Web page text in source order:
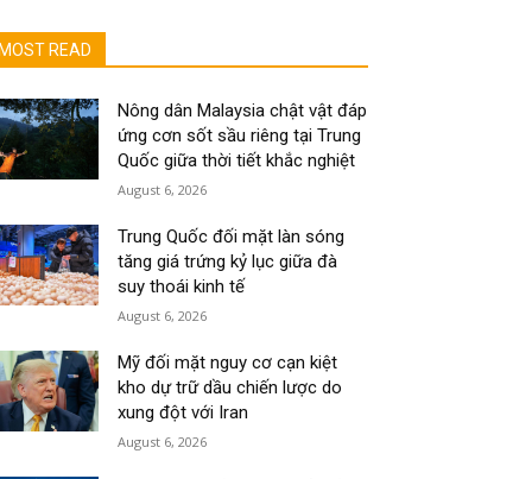
MOST READ
Nông dân Malaysia chật vật đáp
ứng cơn sốt sầu riêng tại Trung
Quốc giữa thời tiết khắc nghiệt
August 6, 2026
Trung Quốc đối mặt làn sóng
tăng giá trứng kỷ lục giữa đà
suy thoái kinh tế
August 6, 2026
Mỹ đối mặt nguy cơ cạn kiệt
kho dự trữ dầu chiến lược do
xung đột với Iran
August 6, 2026